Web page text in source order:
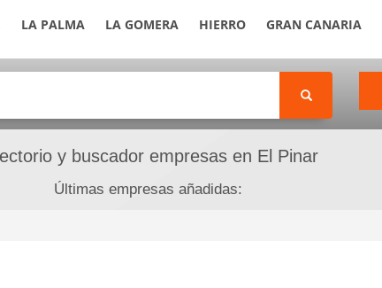
LA PALMA LA GOMERA HIERRO GRAN CANARIA
y buscador empresas en El Pinar
Últimas empresas añadidas: